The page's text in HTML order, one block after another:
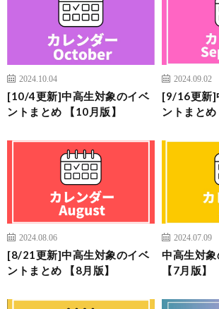
2024.10.04
[10/4更新]中高生対象のイベ
ントまとめ 【10月版】
2024.09.02
[9/16更新]
ントまとめ
2024.08.06
[8/21更新]中高生対象のイベ
ントまとめ 【8月版】
2024.07.09
中高生対
【7月版】